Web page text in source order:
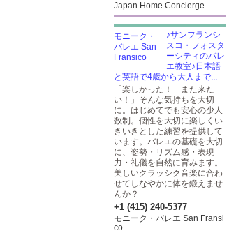
Japan Home Concierge
♪サンフランシ
スコ・フォスタ
ーシティのバレ
エ教室♪日本語
と英語で4歳から大人まで...
「楽しかった！ また来た
い！」そんな気持ちを大切
に。はじめてでも安心の少人
数制。個性を大切に楽しくい
きいきとした練習を提供して
います。バレエの基礎を大切
に、姿勢・リズム感・表現
力・礼儀を自然に育みます。
美しいクラッシク音楽に合わ
せてしなやかに体を鍛えませ
んか？
+1 (415) 240-5377
モニーク・バレエ San Fransi
co